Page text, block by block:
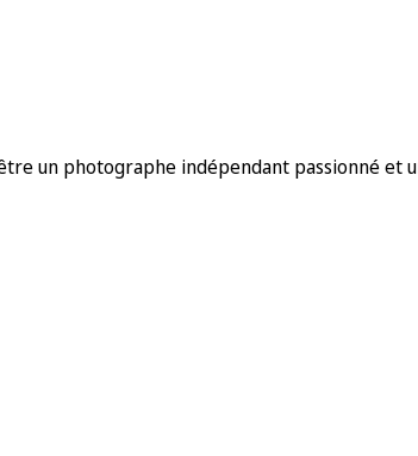
un photographe indépendant passionné et